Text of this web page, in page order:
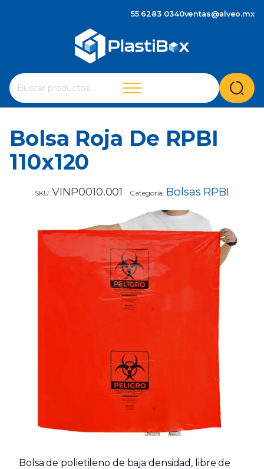
55 6283 0340ventas@alveo.mx
Buscar
por:
Cuando hay resultados autocompletados, puedes
Bolsa Roja De RPBI
110x120
SKU: VINP0010.001 Categoría: Bolsas RPBI
Bolsa de polietileno de baja densidad, libre de